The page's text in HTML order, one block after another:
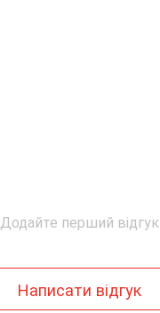
Додайте перший відгук
Написати відгук